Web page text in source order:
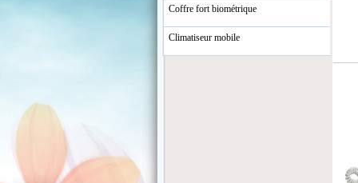
Coffre fort biométrique
Climatiseur mobile